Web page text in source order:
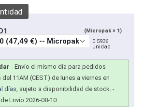
(Micropak × 1)
0.5936
unidad
- Envío el mismo día para pedidos
11AM (CEST) de lunes a viernes en
días, sujeto a disponibilidad de stock. -
Envío 2026-08-10